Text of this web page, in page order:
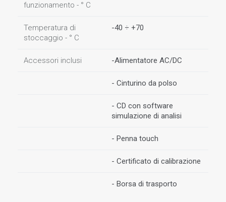
funzionamento - ° C
Temperatura di
stoccaggio - ° C
-40 ÷ +70
Accessori inclusi -Alimentatore AC/DC
- Cinturino da polso
- CD con software
simulazione di analisi
- Penna touch
- Certificato di calibrazione
- Borsa di trasporto